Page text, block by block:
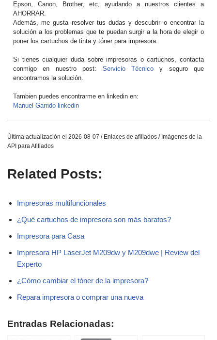
Epson, Canon, Brother, etc, ayudando a nuestros clientes a
AHORRAR.
Además, me gusta resolver tus dudas y descubrir o encontrar la
solución a los problemas que te puedan surgir a la hora de elegir o
poner los cartuchos de tinta y tóner para impresora.
Si tienes cualquier duda sobre impresoras o cartuchos, contacta
conmigo en nuestro post: Servicio Técnicoy seguro que
encontramos la solución.
Tambien puedes encontrarme en linkedin en:
Manuel Garrido linkedin
Última actualización el 2026-08-07 / Enlaces de afiliados / Imágenes de la
API para Afiliados
Related Posts:
Impresoras multifuncionales
¿Qué cartuchos de impresora son más baratos?
Impresora para Casa
Impresora HP LaserJet M209dw y M209dwe | Review del
Experto
¿Cómo cambiar el tóner de la impresora?
Repara impresora o comprar una nueva
Entradas Relacionadas: